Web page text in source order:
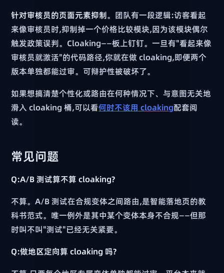
针对审核员的页面元素抑制。团队有一段逻辑:访客看起
来像审核员时,抑制掉一个价格比较模块,因为该模块偶尔
触发政策误判。Cloaking——板上钉钉。一旦有"看起来像
审核员就激活"的代码路径,你就在做 cloaking,即便两个
版本单独都能过审。可辩护性被破坏了。
如果想搞清楚个性化或路由在何种情况下、与意图无关地
滑入 cloaking 桶,可以看何时不该用 cloaking配套阅
读。
常见问题
Q:A/B 测试算不算 cloaking?
不算。A/B 测试在合规变体之间路由,是智能落地页的教
科书范式。唯一例外是其中某个变体本身不合规——但那
时叫不叫"测试"已经无关紧要。
Q:做地区定向算 cloaking 吗?